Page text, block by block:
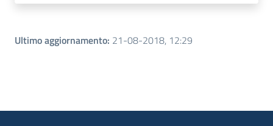
Ultimo aggiornamento: 21-08-2018, 12:29